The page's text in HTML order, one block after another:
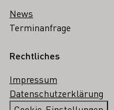
News
Terminanfrage
Rechtliches
Impressum
Datenschutzerklärung